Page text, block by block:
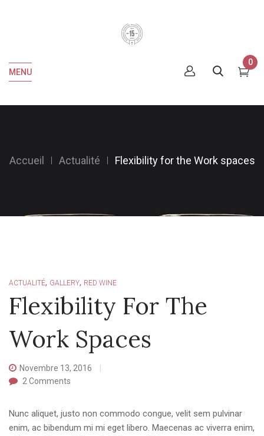
MENU
0
Accueil Actualité Flexibility for the Work spaces
ACTUALITÉ, GALLERY, RED WINE
Flexibility For The
Work Spaces
Novembre 13, 2016
2 Comments
Nunc aliquet, justo non commodo congue, velit sem pulvinar
enim, ac bibendum mi mi eget libero. Maecenas ac viverra enim,